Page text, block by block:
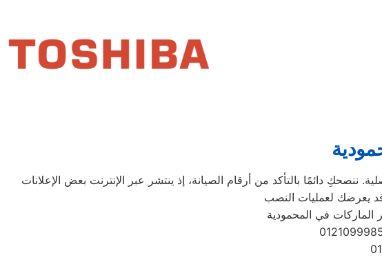
دائمًا بالتأكد من أرقام الصيانة، إذ ينتشر عبر الإنترنت بعض الإعلانات